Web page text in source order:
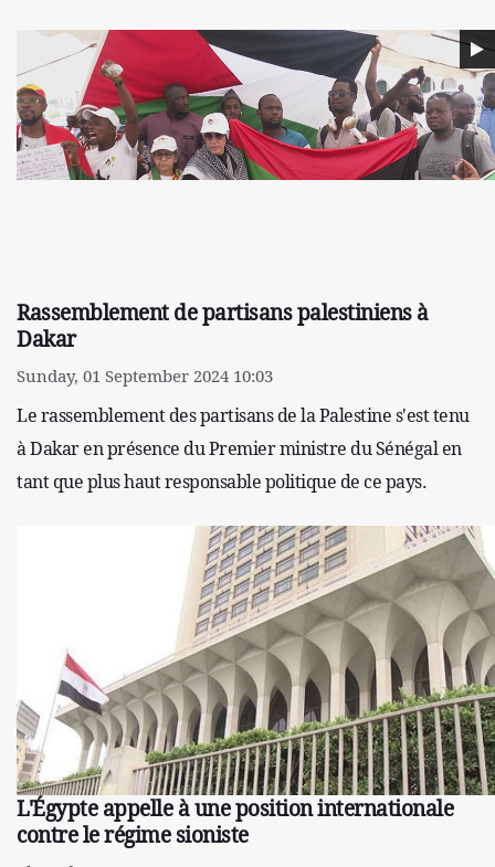
Rassemblement de partisans palestiniens à
Dakar
Sunday, 01 September 2024 10:03
Le rassemblement des partisans de la Palestine s'est tenu
à Dakar en présence du Premier ministre du Sénégal en
tant que plus haut responsable politique de ce pays.
L'Égypte appelle à une position internationale
contre le régime sioniste